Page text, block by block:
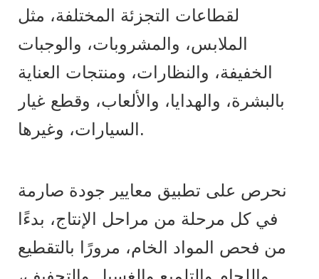
لقطاعات التجزئة المختلفة، مثل
الملابس، والمشروبات، والوجبات
الخفيفة، والنظارات، ومنتجات العناية
بالبشرة، والهدايا، والألعاب، وقطع غيار
السيارات، وغيرها.
نحرص على تطبيق معايير جودة صارمة
في كل مرحلة من مراحل الإنتاج، بدءًا
من فحص المواد الخام، مرورًا بالتقطيع